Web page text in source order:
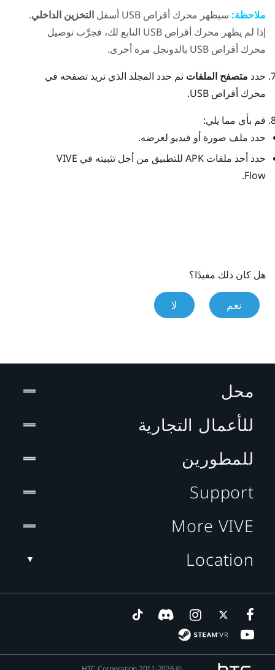
ملاحظة: سيظهر محرك أقراص USB أسفل التخزين الداخلي.
إذا لم يظهر محرك أقراص USB التابع لك، فجرِّب توصيل
محرك أقراص USB بالدونجل مرة أخرى.
حدد متصفح الملفات ثم حدد المجلد الذي تريد تصفحه في
محرك أقراص USB.
قم بأي مما يلي:
حدد ملف صورة أو فيديو لعرضه.
حدد أحد ملفات APK للتطبيق من أجل تثبيته في
VIVE
Flow
.
هل كان ذلك مفيدًا؟
نعم لا
محل
للأعمال التجارية
للمطورين
Support
More VIVE
Location